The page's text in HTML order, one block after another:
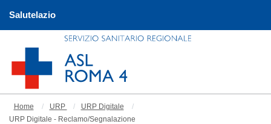
Salutelazio
Home URP
URP Digitale
URP Digitale - Reclamo/Segnalazione